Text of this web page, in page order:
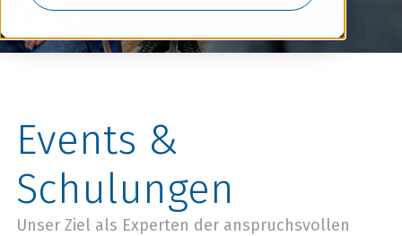
Events &
Schulungen
Unser Ziel als Experten der anspruchsvollen